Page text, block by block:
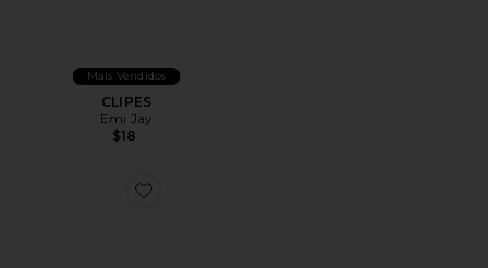
Mais Vendidos
CLIPES
Emi Jay
$18
Favorite Clipe Enorme